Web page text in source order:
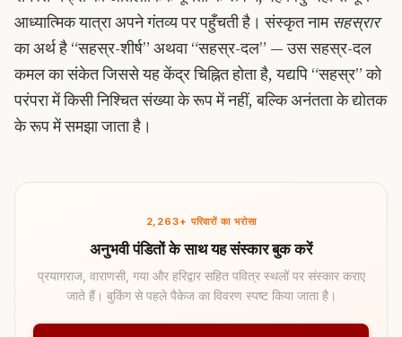
आध्यात्मिक यात्रा अपने गंतव्य पर पहुँचती है। संस्कृत नाम सहस्रार
का अर्थ है “सहस्र-शीर्ष” अथवा “सहस्र-दल” — उस सहस्र-दल
कमल का संकेत जिससे यह केंद्र चिह्नित होता है, यद्यपि “सहस्र” को
परंपरा में किसी निश्चित संख्या के रूप में नहीं, बल्कि अनंतता के द्योतक
के रूप में समझा जाता है।
2,263+ परिवारों का भरोसा
अनुभवी पंडितों के साथ यह संस्कार बुक करें
प्रयागराज, वाराणसी, गया और हरिद्वार सहित पवित्र स्थलों पर संस्कार कराए
जाते हैं। बुकिंग से पहले पैकेज का विवरण स्पष्ट किया जाता है।